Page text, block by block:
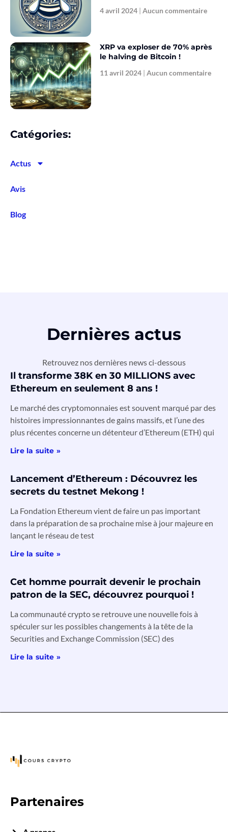
4 avril 2024 Aucun commentaire
XRP va exploser de 70% après
le halving de Bitcoin !
11 avril 2024 Aucun commentaire
Catégories:
Actus
Avis
Blog
Dernières actus
Retrouvez nos dernières news ci-dessous
Il transforme 38K en 30 MILLIONS avec
Ethereum en seulement 8 ans !
Le marché des cryptomonnaies est souvent marqué par des
histoires impressionnantes de gains massifs, et l’une des
plus récentes concerne un détenteur d’Ethereum (ETH) qui
Lire la suite »
Lancement d’Ethereum : Découvrez les
secrets du testnet Mekong !
La Fondation Ethereum vient de faire un pas important
dans la préparation de sa prochaine mise à jour majeure en
lançant le réseau de test
Lire la suite »
Cet homme pourrait devenir le prochain
patron de la SEC, découvrez pourquoi !
La communauté crypto se retrouve une nouvelle fois à
spéculer sur les possibles changements à la tête de la
Securities and Exchange Commission (SEC) des
Lire la suite »
Partenaires